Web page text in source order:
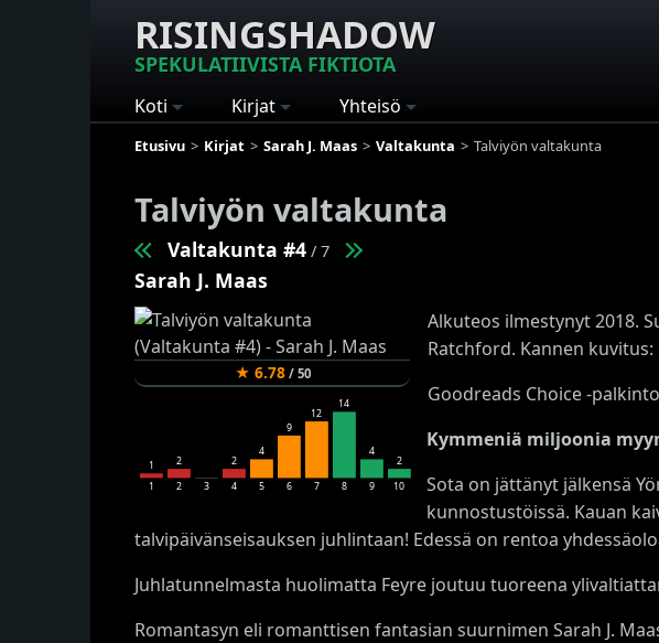
RISINGSHADOW
SPEKULATIIVISTA FIKTIOTA
Koti Kirjat Yhteisö
Etusivu Kirjat Sarah J. Maas Valtakunta Talviyön valtakunta
Talviyön valtakunta
Valtakunta #4 / 7
Sarah J. Maas
★ 6.78/ 50
1
1
2
2
3
2
4
4
5
9
6
12
7
14
8
4
9
2
10
Alkuteos ilmestynyt 2018.
Ratchford. Kannen
Goodreads Choice -
Kymmeniä miljoonia
Sota on jättänyt jälkensä
kunnostustöissä. Kauan
talvipäivänseisauksen juhlintaan! Edessä on rentoa
Juhlatunnelmasta huolimatta Feyre joutuu tuoreena
Romantasyn eli romanttisen fantasian suurnimen Sarah J.